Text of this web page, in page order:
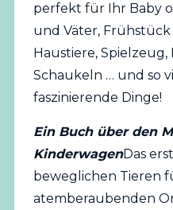
perfekt für Ihr Baby
und Väter,
Haustiere,
Schaukeln … und so
faszinierende Dinge!
Ein Buch über den
KinderwagenDas
beweglichen Tieren
atemberaubenden